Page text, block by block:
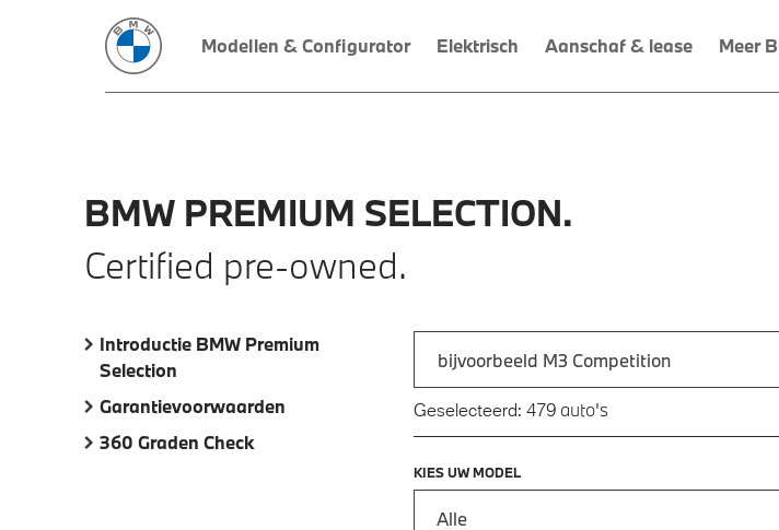
Modellen & Configurator Elektrisch Aanschaf & lease Meer
BMW PREMIUM SELECTION.
Certified pre-owned.
Introductie BMW Premium
Selection
Garantievoorwaarden
360 Graden Check
Typ een automodel in en druk op enter om te
Geselecteerd: 479 auto's
KIES UW MODEL